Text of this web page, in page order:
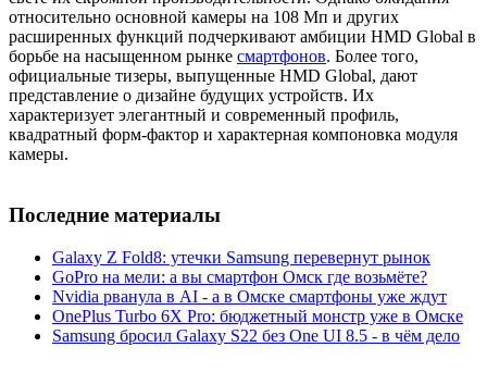
относительно основной камеры на 108 Мп и других
расширенных функций подчеркивают амбиции HMD Global в
борьбе на насыщенном рынке смартфонов. Более того,
официальные тизеры, выпущенные HMD Global, дают
представление о дизайне будущих устройств. Их
характеризует элегантный и современный профиль,
квадратный форм-фактор и характерная компоновка модуля
камеры.
Последние материалы
Galaxy Z Fold8: утечки Samsung перевернут рынок
GoPro на мели: а вы смартфон Омск где возьмёте?
Nvidia рванула в AI - а в Омске смартфоны уже ждут
OnePlus Turbo 6X Pro: бюджетный монстр уже в Омске
Samsung бросил Galaxy S22 без One UI 8.5 - в чём дело